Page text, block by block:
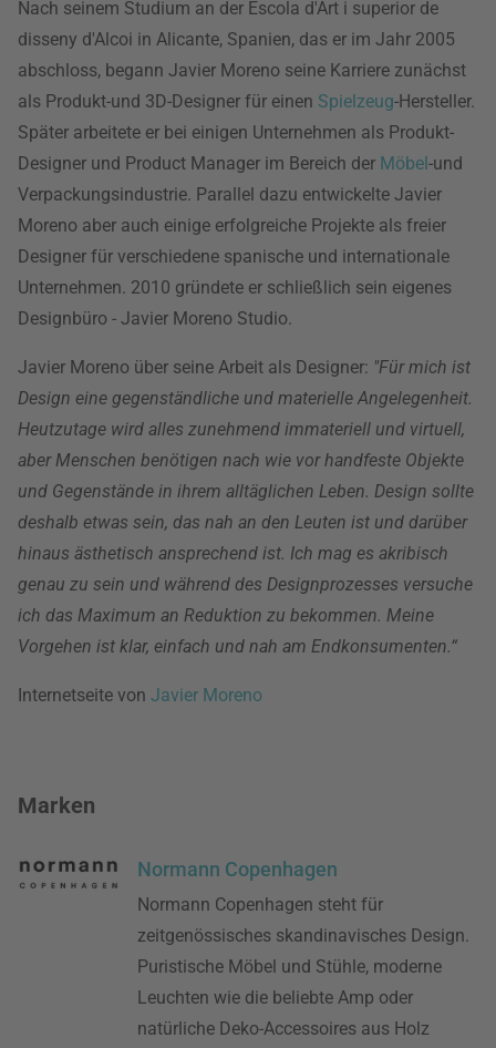
Nach seinem Studium an der Escola d'Art i superior de
disseny d'Alcoi in Alicante, Spanien, das er im Jahr 2005
abschloss, begann Javier Moreno seine Karriere zunächst
als Produkt-und 3D-Designer für einen Spielzeug-Hersteller.
Später arbeitete er bei einigen Unternehmen als Produkt-
Designer und Product Manager im Bereich der Möbel-und
Verpackungsindustrie. Parallel dazu entwickelte Javier
Moreno aber auch einige erfolgreiche Projekte als freier
Designer für verschiedene spanische und internationale
Unternehmen. 2010 gründete er schließlich sein eigenes
Designbüro - Javier Moreno Studio.
Javier Moreno über seine Arbeit als Designer: "Für mich ist
Design eine gegenständliche und materielle Angelegenheit.
Heutzutage wird alles zunehmend immateriell und virtuell,
aber Menschen benötigen nach wie vor handfeste Objekte
und Gegenstände in ihrem alltäglichen Leben. Design sollte
deshalb etwas sein, das nah an den Leuten ist und darüber
hinaus ästhetisch ansprechend ist. Ich mag es akribisch
genau zu sein und während des Designprozesses versuche
ich das Maximum an Reduktion zu bekommen. Meine
Vorgehen ist klar, einfach und nah am Endkonsumenten.“
Internetseite von Javier Moreno
Marken
Normann Copenhagen
Normann Copenhagen steht für
zeitgenössisches skandinavisches Design.
Puristische Möbel und Stühle, moderne
Leuchten wie die beliebte Amp oder
natürliche Deko-Accessoires aus Holz